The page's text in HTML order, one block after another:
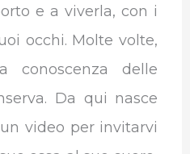
e a viverla, con i
occhi. Molte volte,
delle
Da qui nasce
video per invitarvi